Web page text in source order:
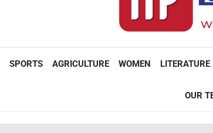
SPORTS AGRICULTURE WOMEN LITERATURE
OUR